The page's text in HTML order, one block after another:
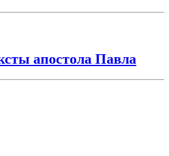
апостола Павла